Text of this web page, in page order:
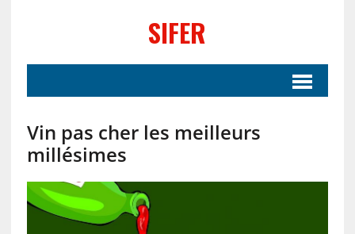
SIFER
Vin pas cher les meilleurs
millésimes